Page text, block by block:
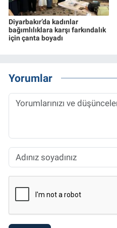
Diyarbakır’da kadınlar
bağımlılıklara karşı farkındalık
için çanta boyadı
Yorumlar